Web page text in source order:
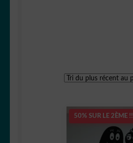
50% SUR LE 2ÈME !!